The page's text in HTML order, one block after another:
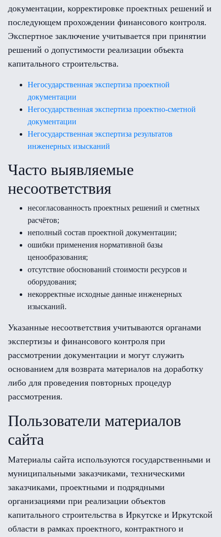
документации, корректировке проектных решений и
последующем прохождении финансового контроля.
Экспертное заключение учитывается при принятии
решений о допустимости реализации объекта
капитального строительства.
Негосударственная экспертиза проектной
документации
Негосударственная экспертиза проектно-сметной
документации
Негосударственная экспертиза результатов
инженерных изысканий
Часто выявляемые
несоответствия
несогласованность проектных решений и сметных
расчётов;
неполный состав проектной документации;
ошибки применения нормативной базы
ценообразования;
отсутствие обоснований стоимости ресурсов и
оборудования;
некорректные исходные данные инженерных
изысканий.
Указанные несоответствия учитываются органами
экспертизы и финансового контроля при
рассмотрении документации и могут служить
основанием для возврата материалов на доработку
либо для проведения повторных процедур
рассмотрения.
Пользователи материалов
сайта
Материалы сайта используются государственными и
муниципальными заказчиками, техническими
заказчиками, проектными и подрядными
организациями при реализации объектов
капитального строительства в Иркутске и Иркутской
области в рамках проектного, контрактного и